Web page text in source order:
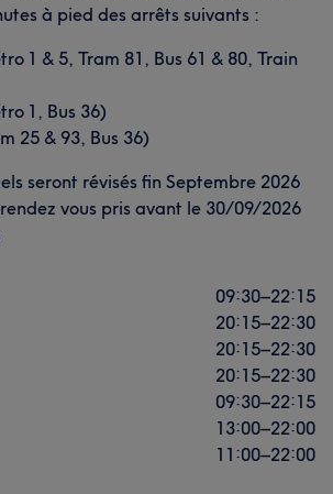
à pied des arrêts suivants :
1 & 5, Tram 81, Bus 61 & 80, Train
1, Bus 36)
25 & 93, Bus 36)
seront révisés fin Septembre 2026
vous pris avant le 30/09/2026
09:30–22:15
20:15–22:30
20:15–22:30
20:15–22:30
09:30–22:15
13:00–22:00
11:00–22:00